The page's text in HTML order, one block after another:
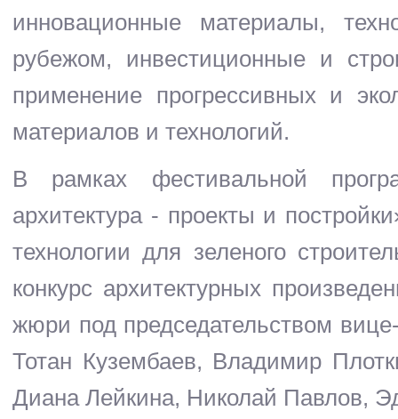
инновационные материалы,
рубежом, инвестиционные и
применение прогрессивных и
материалов и технологий.
В рамках фестивальной
архитектура - проекты и
технологии для зеленого
конкурс архитектурных
жюри под председательством
Тотан Кузембаев, Владимир
Диана Лейкина, Николай Павлов,